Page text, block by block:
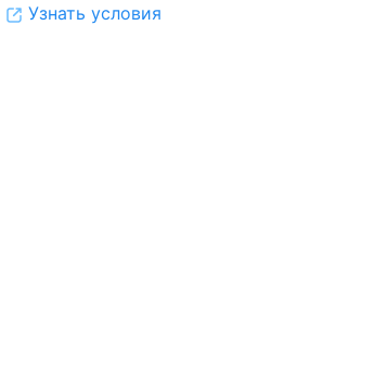
Узнать условия